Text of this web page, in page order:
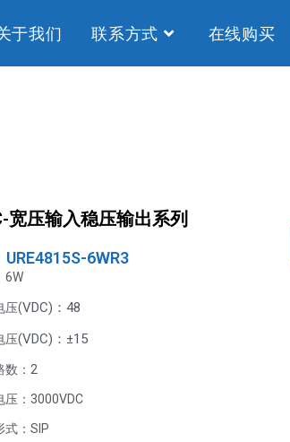
于我们 联系方式 在线购买
宽压输入稳压输出系列
URE4815S-6WR3
6W
压(VDC)：48
压(VDC) ：±15
数：2
压：3000VDC
式：SIP